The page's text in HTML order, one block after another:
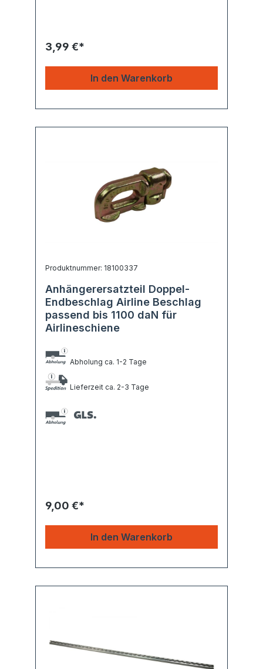
3,99 €*
In den Warenkorb
Produktnummer: 18100337
Anhängerersatzteil Doppel-
Endbeschlag Airline Beschlag
passend bis 1100 daN für
Airlineschiene
Abholung ca. 1-2 Tage
Lieferzeit ca. 2-3 Tage
9,00 €*
In den Warenkorb